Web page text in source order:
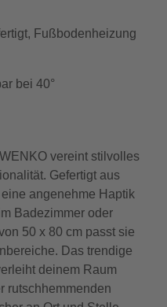
Fußbodenheizung
bei 40°
vereint stilvolles
Gefertigt aus
angenehme Haptik
Badezimmer oder
50 x 80 cm passt sie
Das trendige
deinem Raum
rutschhemmenden